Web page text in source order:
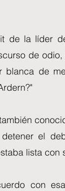
de la líder
de
blanca de
el
lista con
con